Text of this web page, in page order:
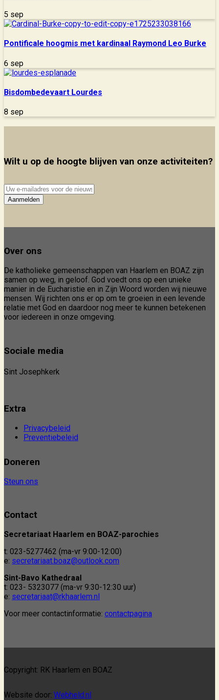
5 sep
Pontificale hoogmis met kardinaal Raymond Leo Burke
6 sep
Bisdombedevaart Lourdes
8 sep
Wilt u op de hoogte blijven van onze activiteiten?
Uw
e-
mailadres
de
Aanmelden
Over ons
De katholieke gemeenschappen van Haarlem en BOAZ zijn
samen op weg, in geloof. God voedt ons op een unieke
manier in de Eucharistie en in Zijn Woord worden wij nieuwe
mensen. Wij richten ons er op om te groeien in een levende
relatie met God en daardoor nog meer te kunnen betekenen
voor iedereen in onze omgeving.
Sociale media
Sint Josephkerk
Extra
Privacybeleid
Preventiebeleid
Doneren
Steun ons
Contact
Secretariaat Haarlem en BOAZ-parochies
t: 023-5277462 (ma-vr 9:00-12:00)
e: secretariaat.boaz@outlook.com
Sint-Bavo Kathedraal
t: 023- 5323077 (ma-vr 9:30-12:30 uur)
e: secretariaat@rkhaarlem.nl
Voor meer contactinformatie: contactpagina
Copyright: RK Haarlem en BOAZ
Website door: Webheld.nl